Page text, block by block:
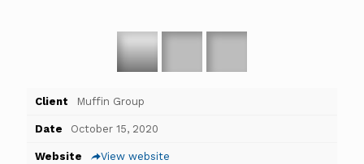
Client Muffin Group
Date October 15, 2020
Website View website